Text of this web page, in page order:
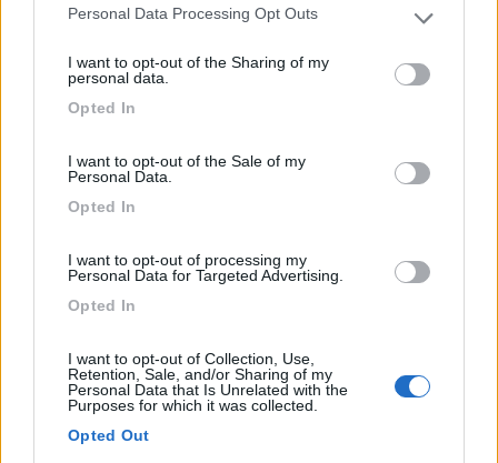
Please note that this website/app uses one or more Google
not limited to your visit or usage behaviour. You may click to
grant or deny consent to Google and its third-party tags to
use your data for below specified purposes in below Google
Personal Data Processing Opt Outs
I want to opt-out of the Sharing of my
personal data.
Opted In
I want to opt-out of the Sale of my
Personal Data.
Opted In
I want to opt-out of processing my
Personal Data for Targeted Advertising.
Opted In
I want to opt-out of Collection, Use,
Retention, Sale, and/or Sharing of my
Personal Data that Is Unrelated with the
Purposes for which it was collected.
Opted Out
all'avanguardia
26/05/2022
Non ci sono solo sistemi di riscaldamento nell'ampia offerta di
Truma, ma anche condizionatori all'avanguardia, come i vari
modelli della serie Aventa. Si distinguono per un ottimale rap...
Truma, Truma Aventa